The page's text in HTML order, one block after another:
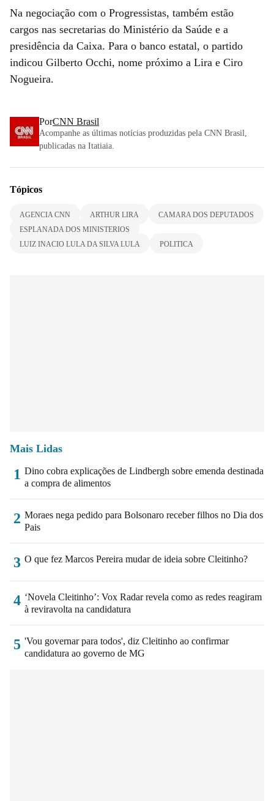
Na negociação com o Progressistas, também estão
cargos nas secretarias do Ministério da Saúde e a
presidência da Caixa. Para o banco estatal, o partido
indicou Gilberto Occhi, nome próximo a Lira e Ciro
Nogueira.
PorCNN Brasil
Acompanhe as últimas notícias produzidas pela CNN Brasil,
publicadas na Itatiaia.
Tópicos
AGENCIA CNN ARTHUR LIRA
CAMARA DOS DEPUTADOS
ESPLANADA DOS MINISTERIOS
LUIZ INACIO LULA DA SILVA LULA
POLITICA
Mais Lidas
1 Dino cobra explicações de Lindbergh sobre emenda destinada
a compra de alimentos
2 Moraes nega pedido para Bolsonaro receber filhos no Dia dos
Pais
3 O que fez Marcos Pereira mudar de ideia sobre Cleitinho?
4 ‘Novela Cleitinho’: Vox Radar revela como as redes reagiram
à reviravolta na candidatura
5 'Vou governar para todos', diz Cleitinho ao confirmar
candidatura ao governo de MG